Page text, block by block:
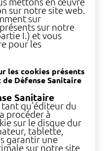
sur notre site web.
sur
sur notre
I.) et vous
pour les
les cookies présents
Défense Sanitaire
Sanitaire
tant qu’éditeur du
procéder à
sur le disque dur
tablette,
garantir une
sur notre site